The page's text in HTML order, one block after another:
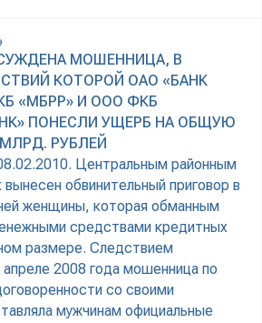
МОШЕННИЦА, В
КОТОРОЙ ОАО «БАНК
«МБРР» И ООО ФКБ
ПОНЕСЛИ УЩЕРБ НА ОБЩУЮ
РУБЛЕЙ
Центральным районным
обвинительный приговор в
женщины, которая обманным
средствами кредитных
размере. Следствием
апреле 2008 года мошенница по
со своими
мужчинам официальные